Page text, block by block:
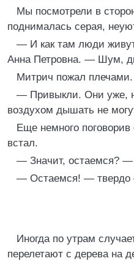
Мы посмотрели в
поднималась серая,
— И как там люди
Анна Петровна. — Шум,
Митрич пожал плечами.
— Привыкли. Они уже,
воздухом дышать не
Еще немного
встал.
— Значит, остаемся? —
— Остаемся! — твердо
Иногда по утрам
перелетают с дерева на